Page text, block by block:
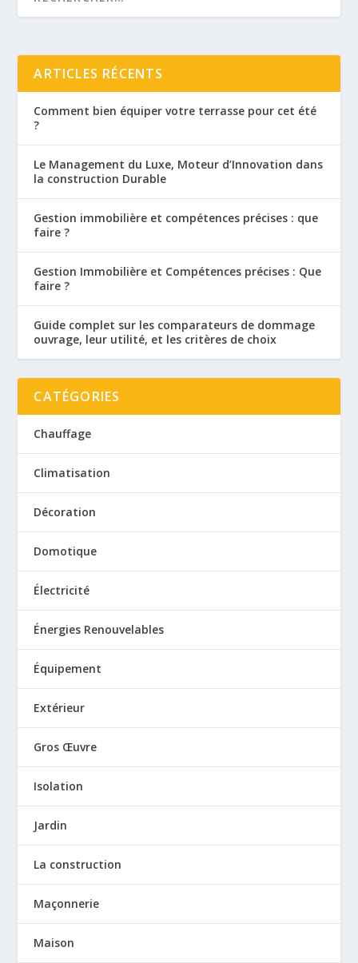
ARTICLES RÉCENTS
Comment bien équiper votre terrasse pour cet été
?
Le Management du Luxe, Moteur d’Innovation dans
la construction Durable
Gestion immobilière et compétences précises : que
faire ?
Gestion Immobilière et Compétences précises : Que
faire ?
Guide complet sur les comparateurs de dommage
ouvrage, leur utilité, et les critères de choix
CATÉGORIES
Chauffage
Climatisation
Décoration
Domotique
Électricité
Énergies Renouvelables
Équipement
Extérieur
Gros Œuvre
Isolation
Jardin
La construction
Maçonnerie
Maison